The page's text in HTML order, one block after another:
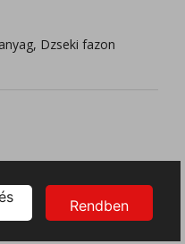
Dzseki fazon